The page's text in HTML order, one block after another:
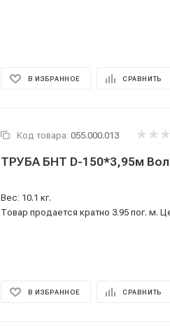
В ИЗБРАННОЕ СРАВНИТЬ
Код товара: 055.000.013
ТРУБА
Вес: 10.1 кг.
Товар продается кратно 3.95 пог. м.
В ИЗБРАННОЕ СРАВНИТЬ